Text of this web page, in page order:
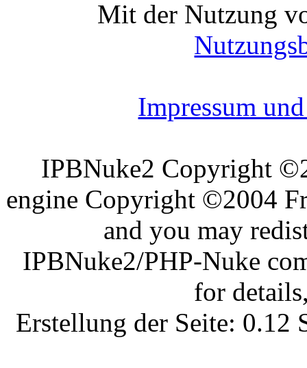
Mit der Nutzung
Impressum
IPBNuke2 Copyright
engine Copyright ©2004
and you may
IPBNuke2/PHP-Nuke
for
Erstellung der Seite: 0.12